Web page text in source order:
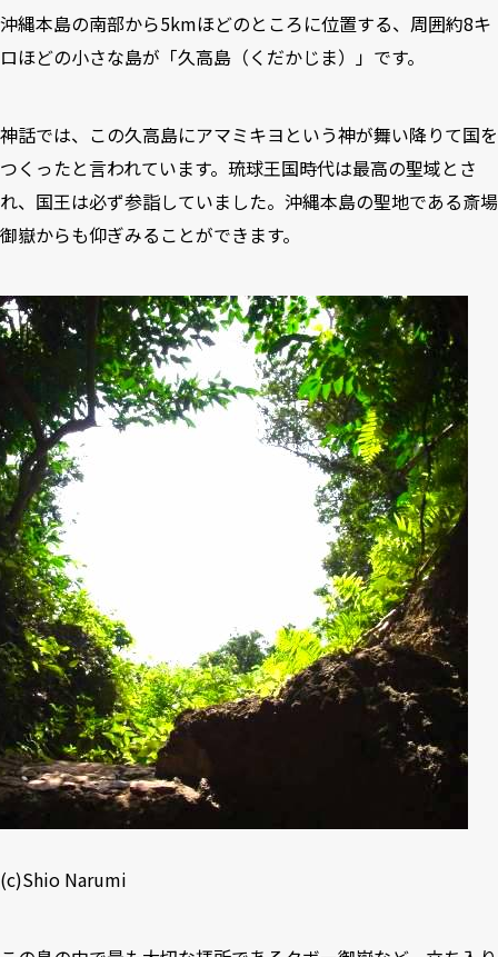
沖縄本島の南部から5kmほどのところに位置する、周囲約8キ
ロほどの小さな島が「久高島（くだかじま）」です。
神話では、この久高島にアマミキヨという神が舞い降りて国を
つくったと言われています。琉球王国時代は最高の聖域とさ
れ、国王は必ず参詣していました。沖縄本島の聖地である斎場
御嶽からも仰ぎみることができます。
(c)Shio Narumi